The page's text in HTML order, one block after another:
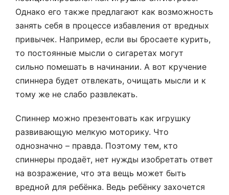
Однако его также предлагают как возможность
занять себя в процессе избавления от вредных
привычек. Например, если вы бросаете курить,
то постоянные мысли о сигаретах могут
сильно помешать в начинании. А вот кручение
спиннера будет отвлекать, очищать мысли и к
тому же не слабо развлекать.
Спиннер можно презентовать как игрушку
развивающую мелкую моторику. Что
однозначно – правда. Поэтому тем, кто
спиннеры продаёт, нет нужды изобретать ответ
на возражение, что эта вещь может быть
вредной для ребёнка. Ведь ребёнку захочется